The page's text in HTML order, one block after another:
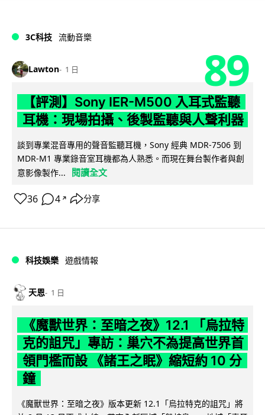
3C科技 流動音樂
Lawton 1 日 89
【評測】Sony IER-M500 入耳式監聽
耳機：現場拍攝、後製監聽與人聲利器
談到專業混音專用的聲音監聽耳機，Sony 經典 MDR-7506 到
MDR-M1 專業錄音室耳機都為人熟悉。而現在舞台製作者與創
意影像製作...
閱讀全文
36 4 ↗ 分享
科技娛樂 遊戲情報
天恩 1 日
《魔獸世界：至暗之夜》12.1 「烏拉特
克的詛咒」專訪：巢穴不為提高世界首
領門檻而設 《諸王之眠》縮短約 10 分
鐘
《魔獸世界：至暗之夜》版本更新 12.1「烏拉特克的詛咒」將